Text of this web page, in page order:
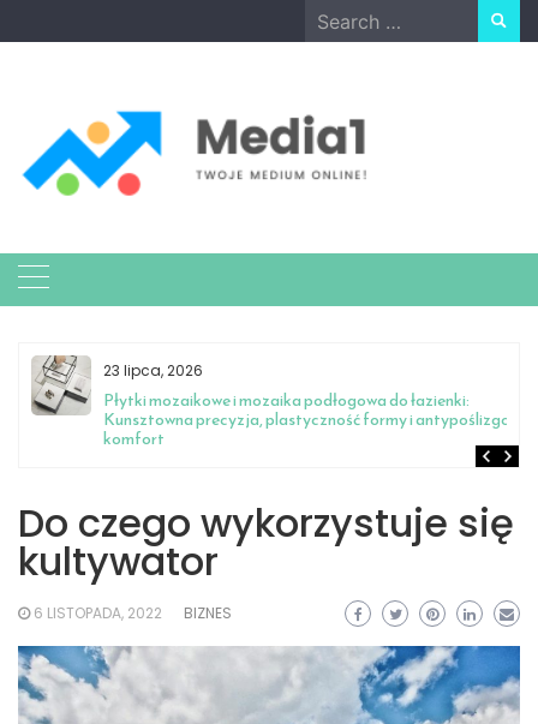
to
Search
for:
23 lipca, 2026
Płytki mozaikowe i mozaika podłogowa do łazienki:
Kunsztowna precyzja, plastyczność formy i antypoślizgowy
komfort
Do czego wykorzystuje się
kultywator
6 LISTOPADA, 2022 BIZNES